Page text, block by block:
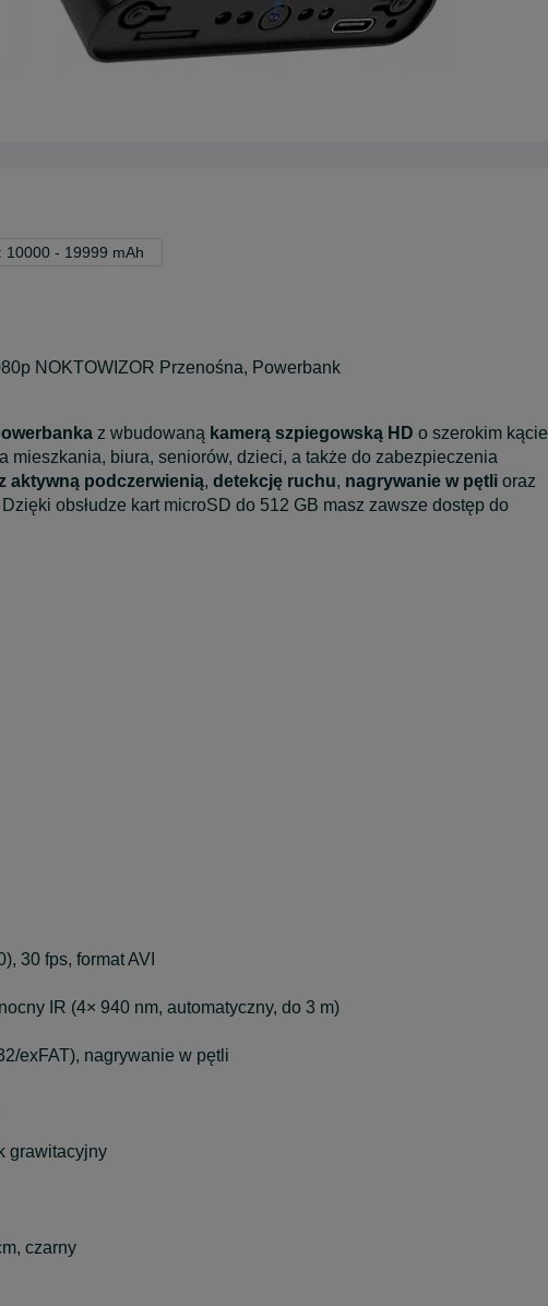
10000 - 19999 mAh
NOKTOWIZOR Przenośna, Powerbank
z wbudowaną kamerą szpiegowską HD o szerokim kącie
mieszkania, biura, seniorów, dzieci, a także do zabezpieczenia
aktywną podczerwienią, detekcję ruchu, nagrywanie w pętli oraz
Dzięki obsłudze kart microSD do 512 GB masz zawsze dostęp do
30 fps, format AVI
IR (4× 940 nm, automatyczny, do 3 m)
exFAT), nagrywanie w pętli
grawitacyjny
czarny